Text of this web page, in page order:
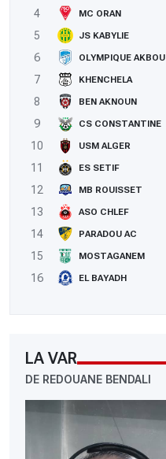
4
MC ORAN
5
JS KABYLIE
6
OLYMPIQUE AKBOU
7
KHENCHELA
8
BEN AKNOUN
9
CS CONSTANTINE
10
USM ALGER
11
ES SETIF
12
MB ROUISSET
13
ASO CHLEF
14
PARADOU AC
15
MOSTAGANEM
16
EL BAYADH
LA VAR
DE REDOUANE BENDALI